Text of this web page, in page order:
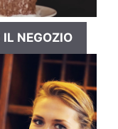
IL NEGOZIO